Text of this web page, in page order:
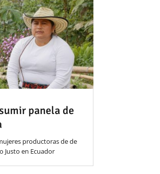
panela de
productoras de de
Justo en Ecuador